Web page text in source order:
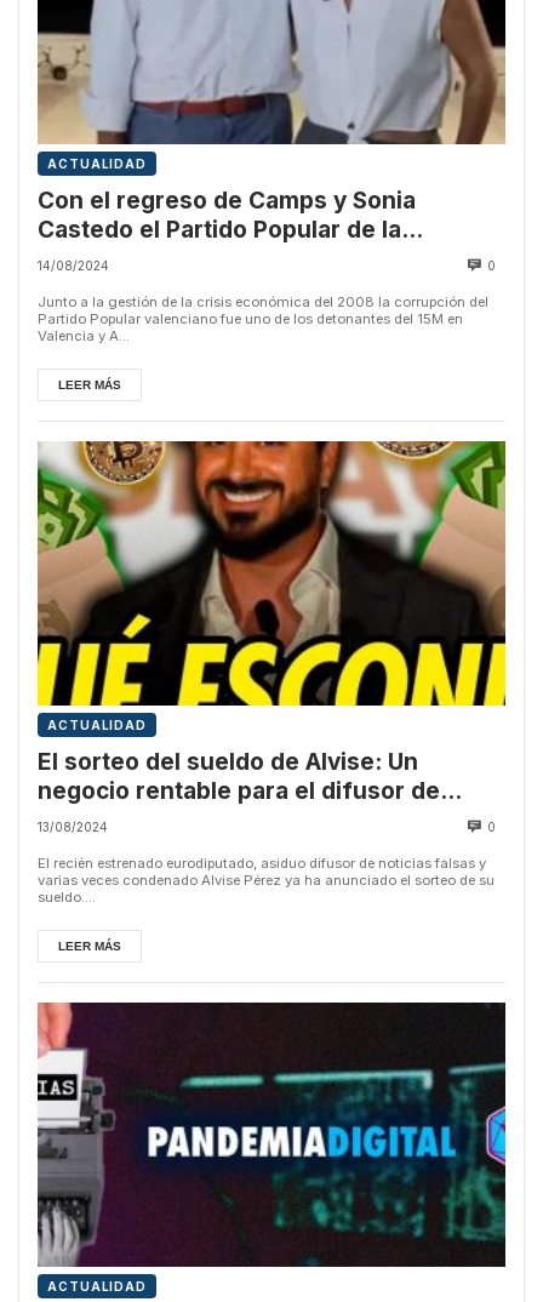
ACTUALIDAD
Con el regreso de Camps y Sonia
Castedo el Partido Popular de la
corrupción más descarada vuelve a casa
14/08/2024 0
Junto a la gestión de la crisis económica del 2008 la corrupción del
Partido Popular valenciano fue uno de los detonantes del 15M en
Valencia y A...
LEER MÁS
ACTUALIDAD
El sorteo del sueldo de Alvise: Un
negocio rentable para el difusor de
bulos
13/08/2024 0
El recién estrenado eurodiputado, asiduo difusor de noticias falsas y
varias veces condenado Alvise Pérez ya ha anunciado el sorteo de su
sueldo....
LEER MÁS
ACTUALIDAD